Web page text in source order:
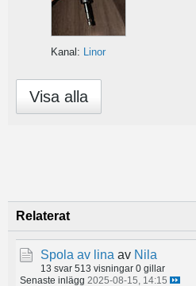
Kanal: Linor
Visa alla
Relaterat
Spola av lina av Nila
13 svar 513 visningar 0 gillar
Senaste inlägg 2025-08-15, 14:15